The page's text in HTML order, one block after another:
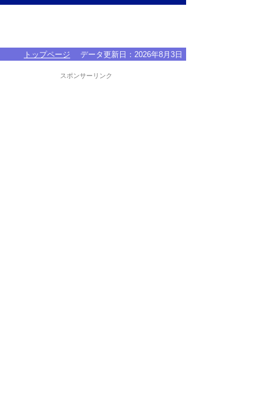
トップページ データ更新日： 2026年8月3日
スポンサーリンク